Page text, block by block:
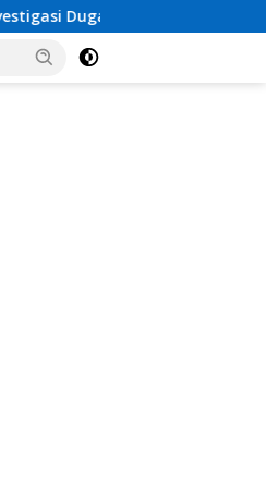
Pembebasan Tersangka